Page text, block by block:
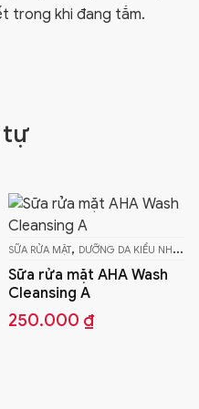
trong khi đang tắm.
tự
TẨY TRANG